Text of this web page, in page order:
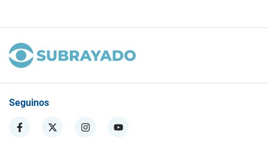
Seguinos